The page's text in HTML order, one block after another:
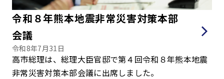
令和８年熊本地震非常災害対策本部
会議
令和8年7月31日
高市総理は、総理大臣官邸で第４回令和８年熊本地震
非常災害対策本部会議に出席しました。